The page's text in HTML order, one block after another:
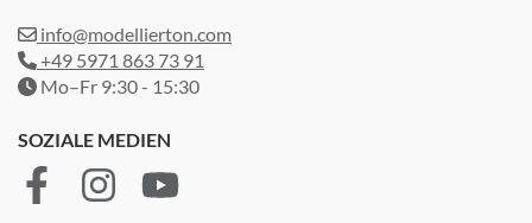
info@modellierton.com
+49 5971 863 73 91
Mo–Fr 9:30 - 15:30
SOZIALE MEDIEN